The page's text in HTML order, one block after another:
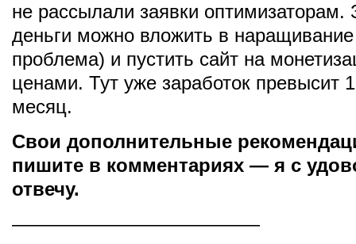
не рассылали заявки оптимизаторам.
деньги можно вложить в
проблема) и пустить сайт на
ценами. Тут уже заработок превысит
месяц.
Свои дополнительные
пишите в комментариях — я с
отвечу.
—————————————